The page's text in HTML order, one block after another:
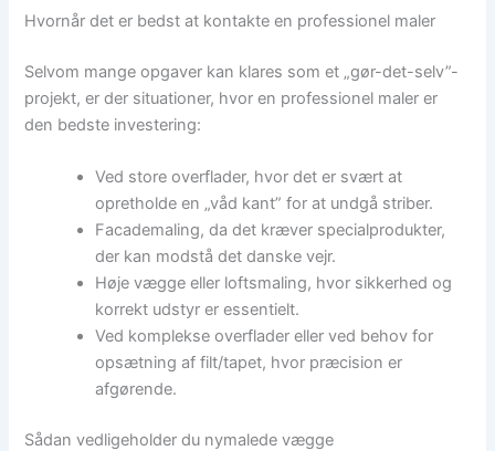
Hvornår det er bedst at kontakte en professionel maler
Selvom mange opgaver kan klares som et „gør-det-selv”-
projekt, er der situationer, hvor en professionel maler er
den bedste investering:
Ved store overflader, hvor det er svært at
opretholde en „våd kant” for at undgå striber.
Facademaling, da det kræver specialprodukter,
der kan modstå det danske vejr.
Høje vægge eller loftsmaling, hvor sikkerhed og
korrekt udstyr er essentielt.
Ved komplekse overflader eller ved behov for
opsætning af filt/tapet, hvor præcision er
afgørende.
Sådan vedligeholder du nymalede vægge